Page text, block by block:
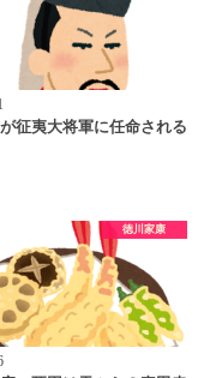
征夷大将軍に任命される
徳川家康